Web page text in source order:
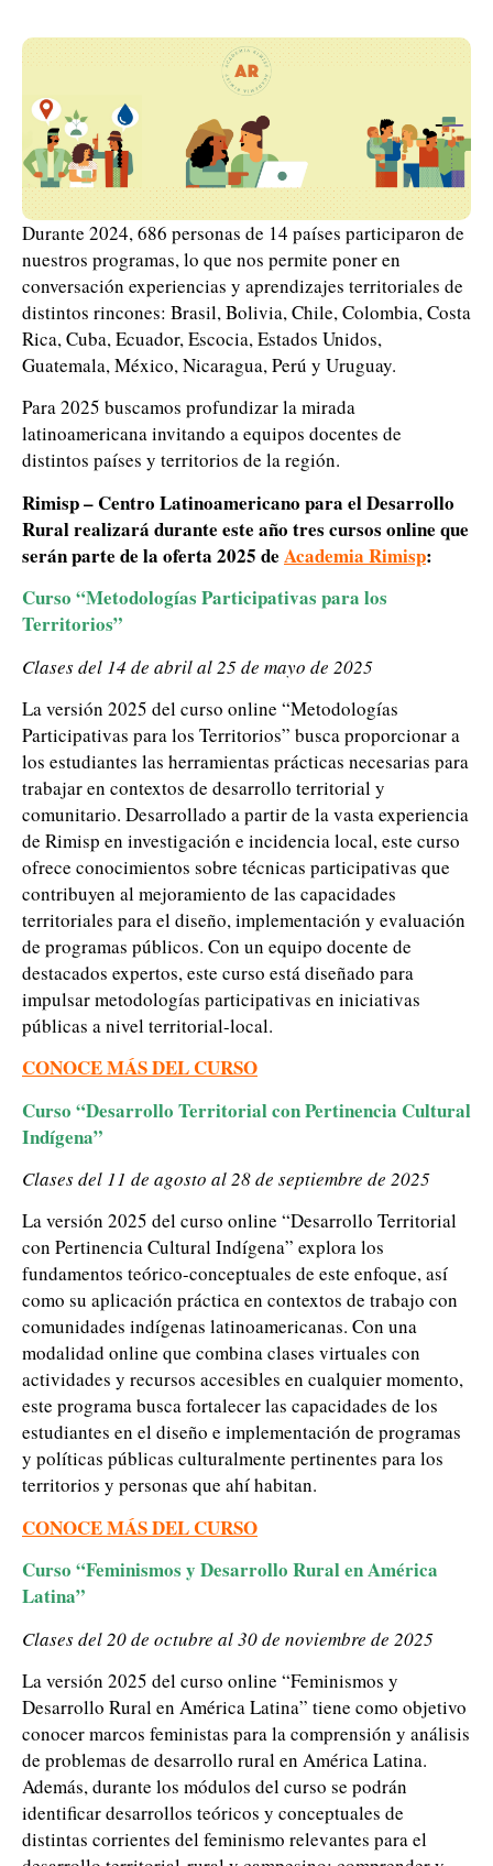
Durante 2024, 686 personas de 14 países participaron de
nuestros programas, lo que nos permite poner en
conversación experiencias y aprendizajes territoriales de
distintos rincones: Brasil, Bolivia, Chile, Colombia, Costa
Rica, Cuba, Ecuador, Escocia, Estados Unidos,
Guatemala, México, Nicaragua, Perú y Uruguay.
Para 2025 buscamos profundizar la mirada
latinoamericana invitando a equipos docentes de
distintos países y territorios de la región.
Rimisp – Centro Latinoamericano para el Desarrollo
Rural realizará durante este año tres cursos online que
serán parte de la oferta 2025 de Academia Rimisp:
Curso “Metodologías Participativas para los
Territorios”
Clases del 14 de abril al 25 de mayo de 2025
La versión 2025 del curso online “Metodologías
Participativas para los Territorios” busca proporcionar a
los estudiantes las herramientas prácticas necesarias para
trabajar en contextos de desarrollo territorial y
comunitario. Desarrollado a partir de la vasta experiencia
de Rimisp en investigación e incidencia local, este curso
ofrece conocimientos sobre técnicas participativas que
contribuyen al mejoramiento de las capacidades
territoriales para el diseño, implementación y evaluación
de programas públicos. Con un equipo docente de
destacados expertos, este curso está diseñado para
impulsar metodologías participativas en iniciativas
públicas a nivel territorial-local.
CONOCE MÁS DEL CURSO
Curso “Desarrollo Territorial con Pertinencia Cultural
Indígena”
Clases del 11 de agosto al 28 de septiembre de 2025
La versión 2025 del curso online “Desarrollo Territorial
con Pertinencia Cultural Indígena” explora los
fundamentos teórico-conceptuales de este enfoque, así
como su aplicación práctica en contextos de trabajo con
comunidades indígenas latinoamericanas. Con una
modalidad online que combina clases virtuales con
actividades y recursos accesibles en cualquier momento,
este programa busca fortalecer las capacidades de los
estudiantes en el diseño e implementación de programas
y políticas públicas culturalmente pertinentes para los
territorios y personas que ahí habitan.
CONOCE MÁS DEL CURSO
Curso “Feminismos y Desarrollo Rural en América
Latina”
Clases del 20 de octubre al 30 de noviembre de 2025
La versión 2025 del curso online “Feminismos y
Desarrollo Rural en América Latina” tiene como objetivo
conocer marcos feministas para la comprensión y análisis
de problemas de desarrollo rural en América Latina.
Además, durante los módulos del curso se podrán
identificar desarrollos teóricos y conceptuales de
distintas corrientes del feminismo relevantes para el